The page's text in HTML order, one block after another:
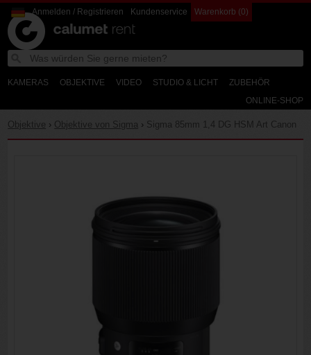
Calumet Calumet
Rent
Anmelden / Registrieren Kundenservice Warenkorb (0)
Search
KAMERAS OBJEKTIVE VIDEO STUDIO & LICHT
ZUBEHÖR
ONLINE-SHOP
Objektive › Objektive von Sigma › Sigma 85mm 1,4 DG HSM Art Canon